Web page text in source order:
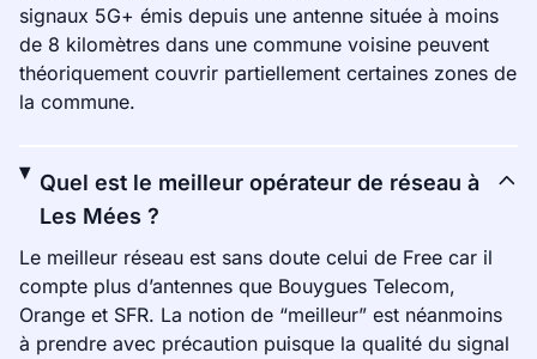
signaux 5G+ émis depuis une antenne située à moins
de 8 kilomètres dans une commune voisine peuvent
théoriquement couvrir partiellement certaines zones de
la commune.
Quel est le meilleur opérateur de réseau à
Les Mées ?
Le meilleur réseau est sans doute celui de Free car il
compte plus d’antennes que Bouygues Telecom,
Orange et SFR. La notion de “meilleur” est néanmoins
à prendre avec précaution puisque la qualité du signal